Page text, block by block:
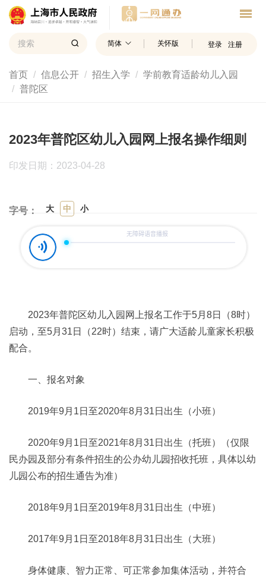
简体 关怀版 登录 注册
首页 信息公开 招生入学
学前教育适龄幼儿入园
普陀区
2023年普陀区幼儿入园网上报名操作细则
印发日期：2023-04-28
字号： 大 中 小
2023年普陀区幼儿入园网上报名工作于5月8日（8时）
启动，至5月31日（22时）结束，请广大适龄儿童家长积极
配合。
一、报名对象
2019年9月1日至2020年8月31日出生（小班）
2020年9月1日至2021年8月31日出生（托班）（仅限
民办园及部分有条件招生的公办幼儿园招收托班，具体以幼
儿园公布的招生通告为准）
2018年9月1日至2019年8月31日出生（中班）
2017年9月1日至2018年8月31日出生（大班）
身体健康、智力正常、可正常参加集体活动，并符合